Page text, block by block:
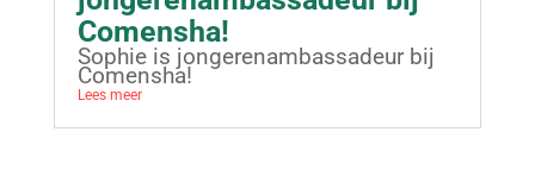
Comensha!
Sophie is jongerenambassadeur bij
Comensha!
Lees meer